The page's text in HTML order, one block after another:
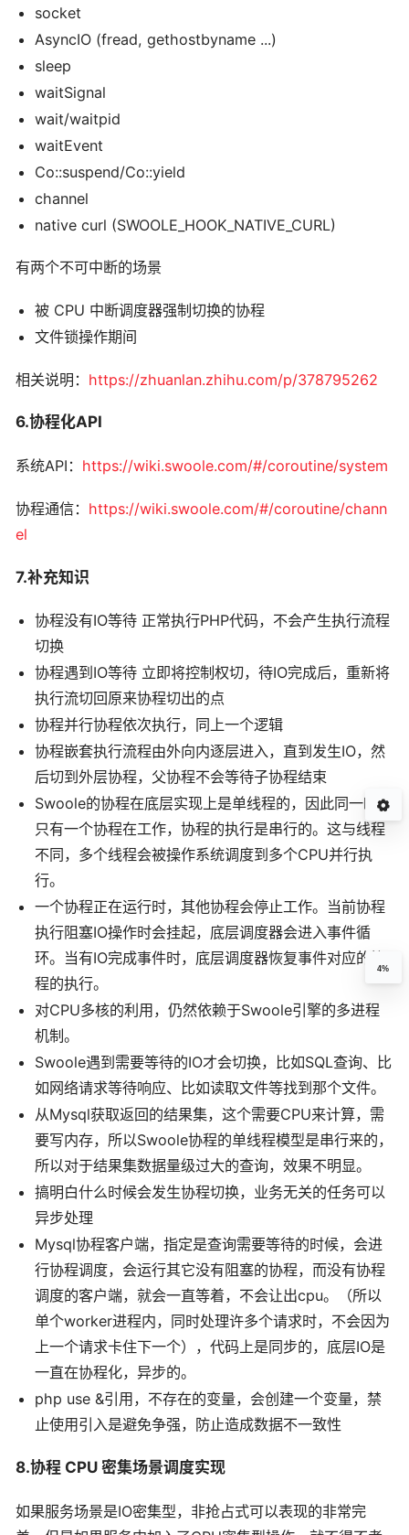
socket
AsyncIO (fread, gethostbyname ...)
sleep
waitSignal
wait/waitpid
waitEvent
Co::suspend/Co::yield
channel
native curl (SWOOLE_HOOK_NATIVE_CURL)
有两个不可中断的场景
被 CPU 中断调度器强制切换的协程
文件锁操作期间
相关说明： https://zhuanlan.zhihu.com/p/378795262
6.协程化API
系统API： https://wiki.swoole.com/#/coroutine/system
协程通信： https://wiki.swoole.com/#/coroutine/chann
el
7.补充知识
协程没有IO等待 正常执行PHP代码，不会产生执行流程
切换
协程遇到IO等待 立即将控制权切，待IO完成后，重新将
执行流切回原来协程切出的点
协程并行协程依次执行，同上一个逻辑
协程嵌套执行流程由外向内逐层进入，直到发生IO，然
后切到外层协程，父协程不会等待子协程结束
Swoole的协程在底层实现上是单线程的，因此同一时间
只有一个协程在工作，协程的执行是串行的。这与线程
不同，多个线程会被操作系统调度到多个CPU并行执
行。
一个协程正在运行时，其他协程会停止工作。当前协程
执行阻塞IO操作时会挂起，底层调度器会进入事件循
环。当有IO完成事件时，底层调度器恢复事件对应的协
程的执行。
对CPU多核的利用，仍然依赖于Swoole引擎的多进程
机制。
Swoole遇到需要等待的IO才会切换，比如SQL查询、比
如网络请求等待响应、比如读取文件等找到那个文件。
从Mysql获取返回的结果集，这个需要CPU来计算，需
要写内存，所以Swoole协程的单线程模型是串行来的，
所以对于结果集数据量级过大的查询，效果不明显。
搞明白什么时候会发生协程切换，业务无关的任务可以
异步处理
Mysql协程客户端，指定是查询需要等待的时候，会进
行协程调度，会运行其它没有阻塞的协程，而没有协程
调度的客户端，就会一直等着，不会让出cpu。（所以
单个worker进程内，同时处理许多个请求时，不会因为
上一个请求卡住下一个），代码上是同步的，底层IO是
一直在协程化，异步的。
php use &引用，不存在的变量，会创建一个变量，禁
止使用引入是避免争强，防止造成数据不一致性
8.协程 CPU 密集场景调度实现
如果服务场景是IO密集型，非抢占式可以表现的非常完
4%